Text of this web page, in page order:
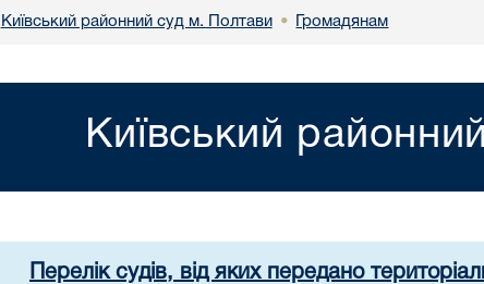
Київський районний суд м. Полтави • Громадянам
Київський
Перелік судів, від яких передано